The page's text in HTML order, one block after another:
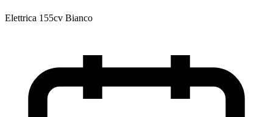
Elettrica 155cv Bianco